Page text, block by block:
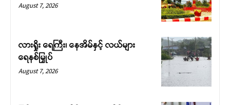
August 7, 2026
လားရှိုး ရေကြီး၊ နေအိမ်နှင့် လယ်များ
ရေနစ်မြှုပ်
August 7, 2026